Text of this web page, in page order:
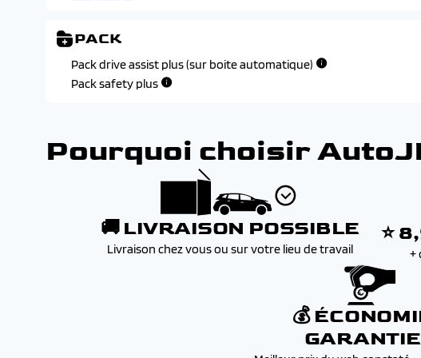
reconnaissance vocale en langage naturel
sans fil
Peugeot connect sos et assistance
Peugeot i-cockpit 2d avec combine d'instrumentation numerique
PACK
Pack drive assist plus (sur boite automatique)
Pack safety plus
Pourquoi choisir
🚚 LIVRAISON POSSIBLE
Livraison chez vous ou sur votre lieu de travail
⭐
+
💰